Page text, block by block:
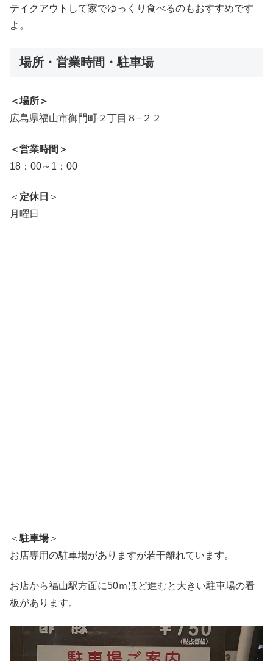
テイクアウトして家でゆっくり食べるのもおすすめです
よ。
場所・営業時間・駐車場
＜場所＞
広島県福山市御門町２丁目８−２２
＜営業時間＞
18：00～1：00
＜ 定休日 ＞
月曜日
＜ 駐車場＞
お店専用の駐車場がありますが若干離れています。
お店から福山駅方面に50ｍほど進むと大きい駐車場の看
板があります。